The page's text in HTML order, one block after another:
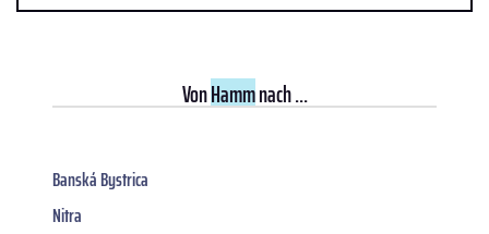
VonHammnach ...
Banská Bystrica
Nitra